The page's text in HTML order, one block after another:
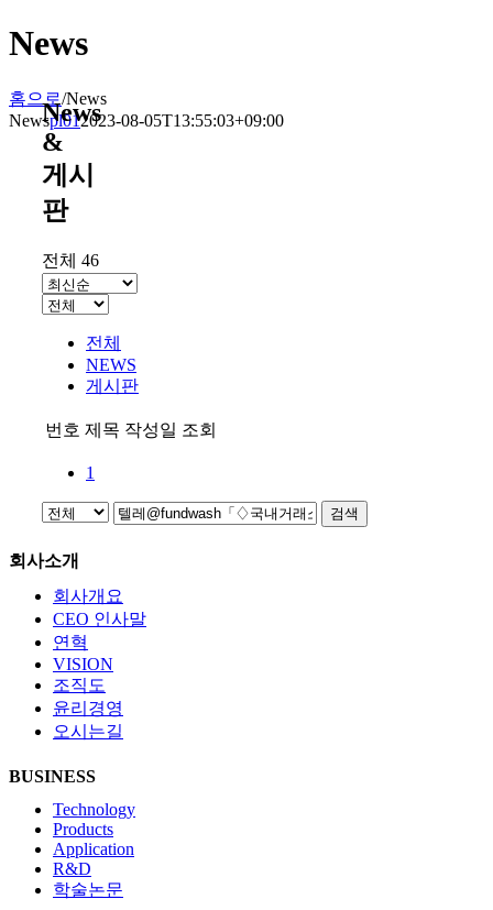
News
홈으로/News
Newspl012023-08-05T13:55:03+09:00
News
&
게시
판
전체 46
전체
NEWS
게시판
번호 제목 작성일 조회
1
검색
회사소개
회사개요
CEO 인사말
연혁
VISION
조직도
윤리경영
오시는길
BUSINESS
Technology
Products
Application
R&D
학술논문